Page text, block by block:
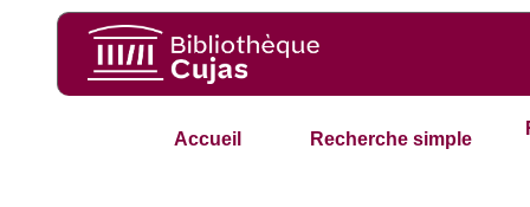
Accueil Recherche simple